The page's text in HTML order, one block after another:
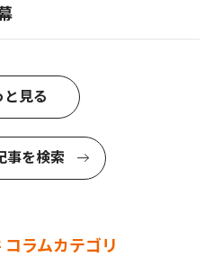
と見る
事を検索
ラムカテゴリ